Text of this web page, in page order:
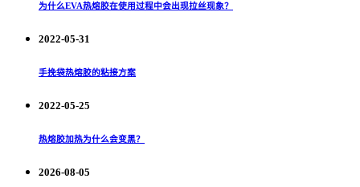
为什么EVA热熔胶在使用过程中会出现拉丝现象？
2022-05-31
手挽袋热熔胶的粘接方案
2022-05-25
热熔胶加热为什么会变黑？
2026-08-05